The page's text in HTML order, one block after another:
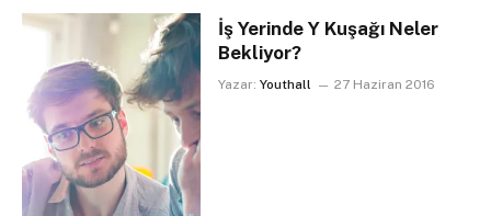
İş Yerinde Y Kuşağı Neler
Bekliyor?
Yazar: Youthall 27 Haziran 2016